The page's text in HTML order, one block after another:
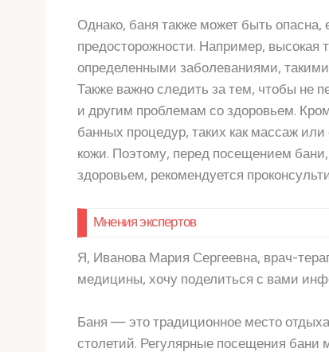
Однако, баня также может быть
предосторожности. Например,
определенными заболеваниями,
Также важно следить за тем, чтобы не
и другим проблемам со здоровьем.
банных процедур, таких как массаж
кожи. Поэтому, перед посещением
здоровьем, рекомендуется
Мнения экспертов
Я, Иванова Мария Сергеевна, врач-
медицины, хочу поделиться с вами
Баня — это традиционное место
столетий. Регулярные посещения бани